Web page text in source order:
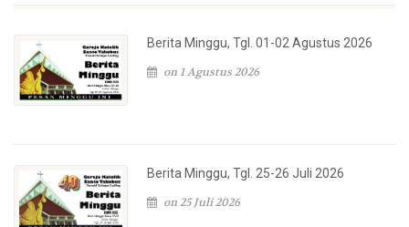
Berita Minggu, Tgl. 01-02 Agustus 2026
on 1 Agustus 2026
Berita Minggu, Tgl. 25-26 Juli 2026
on 25 Juli 2026